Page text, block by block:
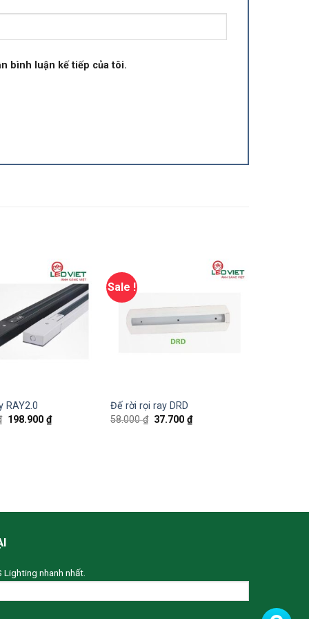
bình luận kế tiếp của tôi.
RAY2.0
198.900 ₫
Sale !
Đế rời rọi ray DRD
58.000₫ 37.700₫
nhanh nhất.